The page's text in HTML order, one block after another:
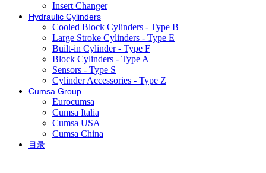
Insert Changer
Hydraulic Cylinders
Cooled Block Cylinders - Type B
Large Stroke Cylinders - Type E
Built-in Cylinder - Type F
Block Cylinders - Type A
Sensors - Type S
Cylinder Accessories - Type Z
Cumsa Group
Eurocumsa
Cumsa Italia
Cumsa USA
Cumsa China
目录